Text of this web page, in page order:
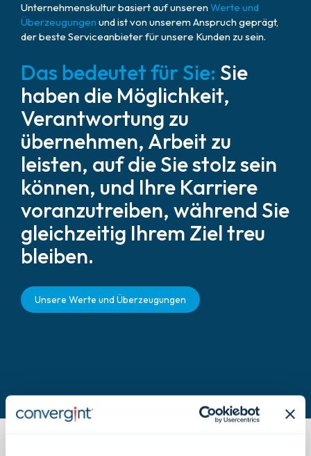
Unternehmenskultur basiert auf unseren Werte und
Überzeugungen und ist von unserem Anspruch geprägt,
der beste Serviceanbieter für unsere Kunden zu sein.
Das bedeutet für Sie: Sie
haben die Möglichkeit,
Verantwortung zu
übernehmen, Arbeit zu
leisten, auf die Sie stolz sein
können, und Ihre Karriere
voranzutreiben, während Sie
gleichzeitig Ihrem Ziel treu
bleiben.
Unsere Werte und Überzeugungen